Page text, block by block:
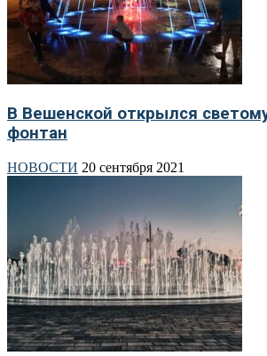
В Вешенской открылся
фонтан
НОВОСТИ 20 сентября 2021